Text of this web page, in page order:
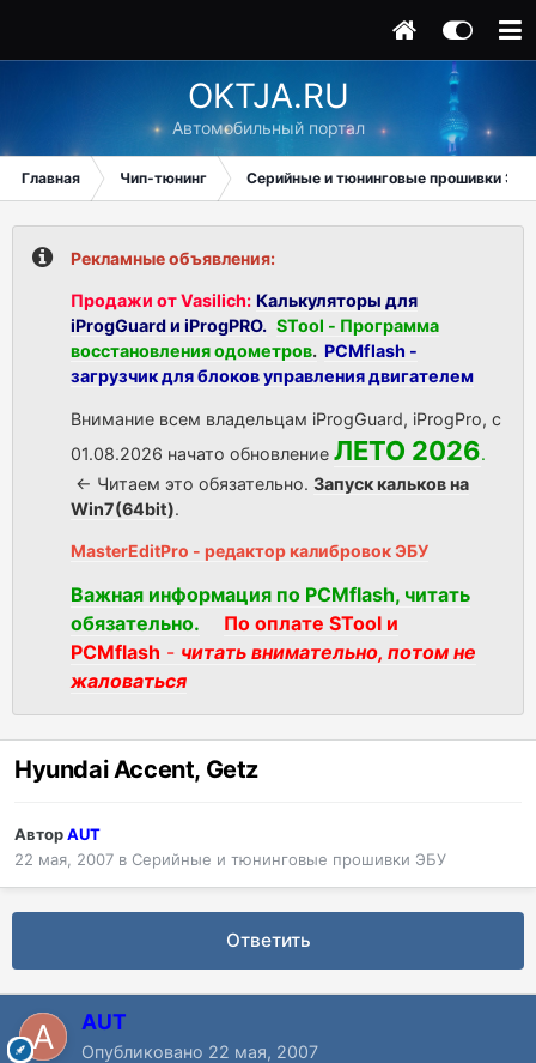
OKTJA.RU
Автомобильный портал
Главная Чип-тюнинг Серийные и тюнинговые прошивки ЭБУ
Рекламные объявления:
Продажи от Vasilich: Калькуляторы для
iProgGuard и iProgPRO. STool - Программа
восстановления одометров. PCMflash -
загрузчик для блоков управления двигателем
Внимание всем владельцам iProgGuard, iProgPro, с
01.08.2026 начато обновление ЛЕТО 2026.
<- Читаем это обязательно. Запуск кальков на
Win7(64bit).
MasterEditPro - редактор калибровок ЭБУ
Важная информация по PCMflash, читать
обязательно.
По оплате STool и
PCMflash - читать внимательно, потом не
жаловаться
Hyundai Accent, Getz
АвторAUT
22 мая, 2007 в Серийные и тюнинговые прошивки ЭБУ
Ответить
AUT
Опубликовано 22 мая, 2007